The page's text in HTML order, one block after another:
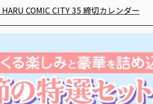
COMIC CITY 35締切カレンダー